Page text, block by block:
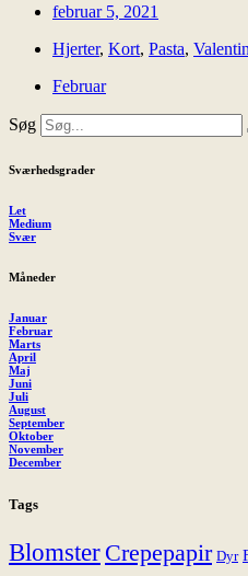
februar 5, 2021
Hjerter, Kort, Pasta,
Februar
Søg
Sværhedsgrader
Let
Medium
Svær
Måneder
Januar
Februar
Marts
April
Maj
Juni
Juli
August
September
Oktober
November
December
Tags
Blomster Crepepapir Dyr